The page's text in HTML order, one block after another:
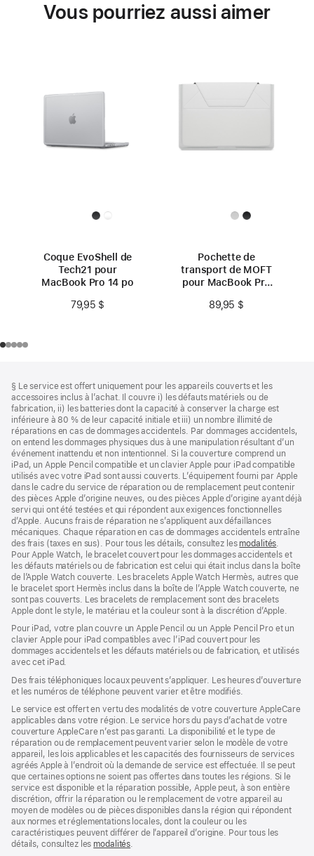
Vous pourriez aussi aimer
Coque EvoShell de
Tech21 pour
MacBook Pro 14 po
79,95 $
Pochette de
transport de MOFT
pour MacBook Pro
89,95 $
de
page
de
bas
de
page
§ Le service est offert uniquement pour les appareils couverts et les
accessoires inclus à l’achat. Il couvre i) les défauts matériels ou de
fabrication, ii) les batteries dont la capacité à conserver la charge est
inférieure à 80 % de leur capacité initiale et iii) un nombre illimité de
réparations en cas de dommages accidentels. Par dommages accidentels,
on entend les dommages physiques dus à une manipulation résultant d’un
événement inattendu et non intentionnel. Si la couverture comprend un
iPad, un Apple Pencil compatible et un clavier Apple pour iPad compatible
utilisés avec votre iPad sont aussi couverts. L’équipement fourni par Apple
dans le cadre du service de réparation ou de remplacement peut contenir
des pièces Apple d’origine neuves, ou des pièces Apple d’origine ayant déjà
servi qui ont été testées et qui répondent aux exigences fonctionnelles
d’Apple. Aucuns frais de réparation ne s’appliquent aux défaillances
mécaniques. Chaque réparation en cas de dommages accidentels entraîne
des frais (taxes en sus). Pour tous les détails, consultez les modalités
dans
une
nouvelle
fenêtre)
Pour Apple Watch, le bracelet couvert pour les dommages accidentels et
les défauts matériels ou de fabrication est celui qui était inclus dans la boîte
de l’Apple Watch couverte. Les bracelets Apple Watch Hermès, autres que
le bracelet sport Hermès inclus dans la boîte de l’Apple Watch couverte, ne
sont pas couverts. Les bracelets de remplacement sont des bracelets
Apple dont le style, le matériau et la couleur sont à la discrétion d’Apple.
Pour iPad, votre plan couvre un Apple Pencil ou un Apple Pencil Pro et un
clavier Apple pour iPad compatibles avec l’iPad couvert pour les
dommages accidentels et les défauts matériels ou de fabrication, et utilisés
avec cet iPad.
Des frais téléphoniques locaux peuvent s’appliquer. Les heures d’ouverture
et les numéros de téléphone peuvent varier et être modifiés.
Le service est offert en vertu des modalités de votre couverture AppleCare
applicables dans votre région. Le service hors du pays d’achat de votre
couverture AppleCare n’est pas garanti. La disponibilité et le type de
réparation ou de remplacement peuvent varier selon le modèle de votre
appareil, les lois applicables et les capacités des fournisseurs de services
agréés Apple à l’endroit où la demande de service est effectuée. Il se peut
que certaines options ne soient pas offertes dans toutes les régions. Si le
service est disponible et la réparation possible, Apple peut, à son entière
discrétion, offrir la réparation ou le remplacement de votre appareil au
moyen de modèles ou de pièces disponibles dans la région qui répondent
aux normes et réglementations locales, dont la couleur ou les
caractéristiques peuvent différer de l’appareil d’origine. Pour tous les
détails, consultez les modalités(s’ouvre
.